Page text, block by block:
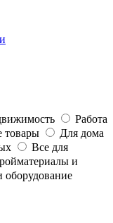
Работа
товары
Для дома
Все для
и
оборудование